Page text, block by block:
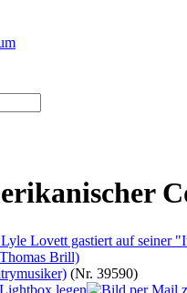
(Nr. 39590)